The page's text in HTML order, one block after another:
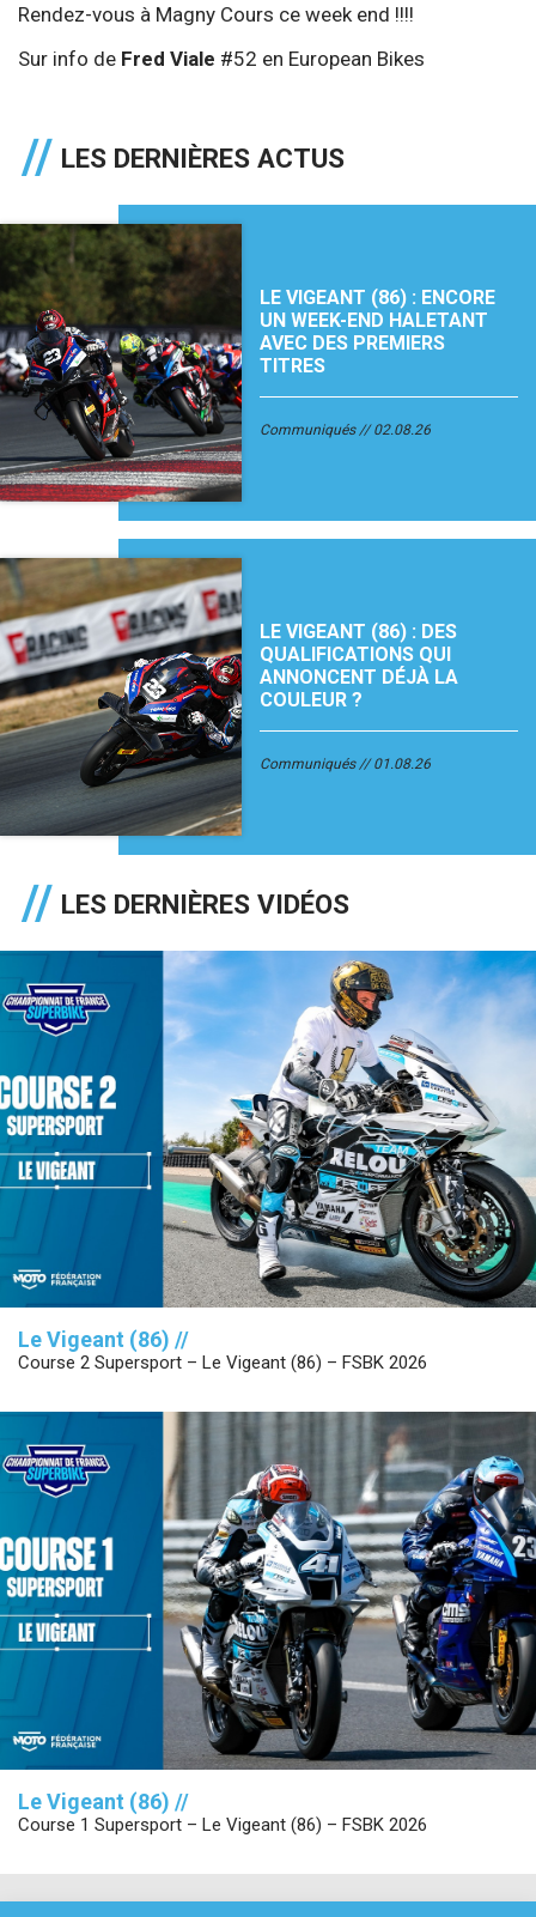
Rendez-vous à Magny Cours ce week end !!!!
Sur info de Fred Viale #52 en European Bikes
LES DERNIÈRES ACTUS
LE VIGEANT (86) : ENCORE
UN WEEK-END HALETANT
AVEC DES PREMIERS
TITRES
Communiqués 02.08.26
LE VIGEANT (86) : DES
QUALIFICATIONS QUI
ANNONCENT DÉJÀ LA
COULEUR ?
Communiqués 01.08.26
LES DERNIÈRES VIDÉOS
Le Vigeant (86) //
Course 2 Supersport – Le Vigeant (86) – FSBK 2026
Le Vigeant (86) //
Course 1 Supersport – Le Vigeant (86) – FSBK 2026